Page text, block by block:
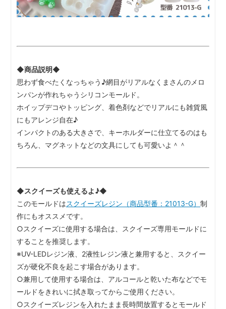
◆商品説明◆
思わず食べたくなっちゃう♪網目がリアルなくまさんのメロ
ンパンが作れちゃうシリコンモールド。
ホイップデコやトッピング、着色剤などでリアルにも雑貨風
にもアレンジ自在♪
インパクトのある大きさで、キーホルダーに仕立てるのはも
ちろん、マグネットなどの文具にしても可愛いよ＾＾
◆スクイーズも使えるよ♪◆
このモールドはスクイーズレジン（商品型番：21013-G） 制
作にもオススメです。
○スクイーズに使用する場合は、スクイーズ専用モールドに
することを推奨します。
※UV-LEDレジン液、2液性レジン液と兼用すると、スクイー
ズが硬化不良を起こす場合があります。
○兼用して使用する場合は、アルコールと乾いた布などでモ
ールドをきれいに拭き取ってからご使用ください。
○スクイーズレジンを入れたまま長時間放置するとモールド